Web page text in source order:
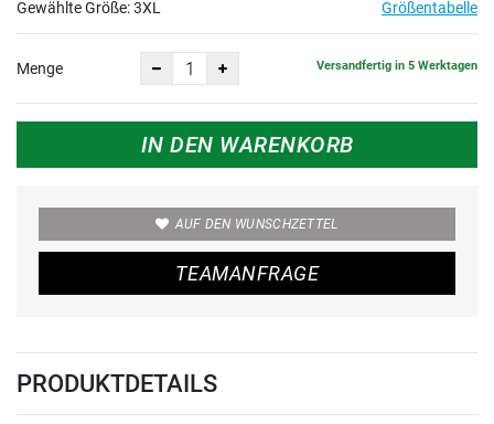
Gewählte Größe:3XL Größentabelle
Menge Versandfertig in 5 Werktagen
IN DEN WARENKORB
AUF DEN WUNSCHZETTEL
TEAMANFRAGE
PRODUKTDETAILS